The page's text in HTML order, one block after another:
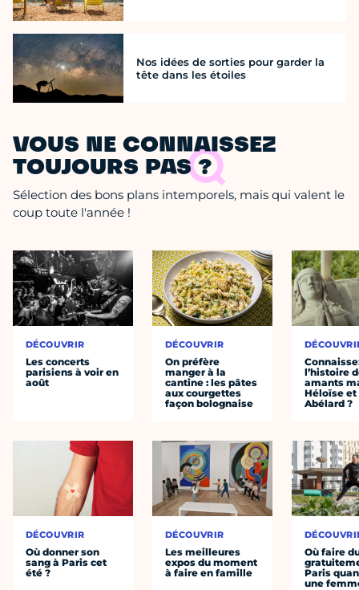
Nos idées de sorties pour garder la
tête dans les étoiles
VOUS NE CONNAISSEZ
TOUJOURS PAS ?
Sélection des bons plans intemporels, mais qui valent le
coup toute l'année !
DÉCOUVRIR
Les concerts
parisiens à voir en
août
DÉCOUVRIR
Où donner son
sang à Paris cet
été ?
DÉCOUVRIR
On préfère
manger à la
cantine : les pâtes
aux courgettes
façon bolognaise
DÉCOUVRIR
Les meilleures
expos du moment
à faire en famille
l’histoire
amants
Héloïse et
Abélard ?
Où faire
Paris
une